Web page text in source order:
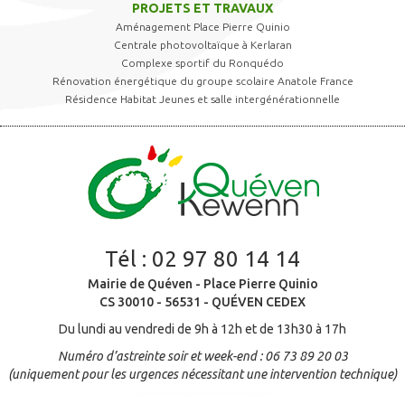
PROJETS ET TRAVAUX
Aménagement Place Pierre Quinio
Centrale photovoltaïque à Kerlaran
Complexe sportif du Ronquédo
Rénovation énergétique du groupe scolaire Anatole France
Résidence Habitat Jeunes et salle intergénérationnelle
Tél : 02 97 80 14 14
Mairie de Quéven - Place Pierre Quinio
CS 30010 - 56531 - QUÉVEN CEDEX
Du lundi au vendredi de 9h à 12h et de 13h30 à 17h
Numéro d’astreinte soir et week-end : 06 73 89 20 03
(uniquement pour les urgences nécessitant une intervention technique)